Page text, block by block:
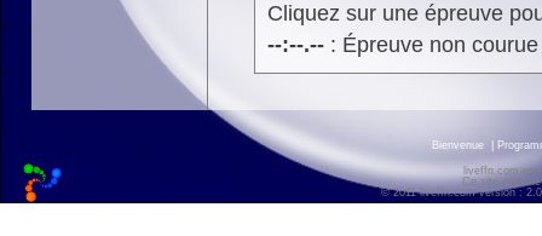
Cliquez sur une épreuve
--:--.--: Épreuve non
Bienvenue
liveffn.com est
Ce site
© 2011 liveffn.com version :